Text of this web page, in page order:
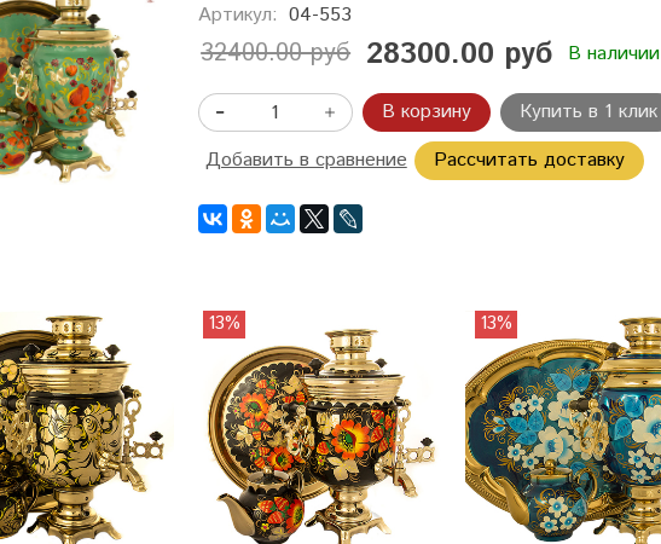
Артикул: 04-553
32400.00 руб 28300.00 руб В наличии
В корзину
Купить в 1 клик
Добавить в сравнение
Рассчитать доставку
13% 13%